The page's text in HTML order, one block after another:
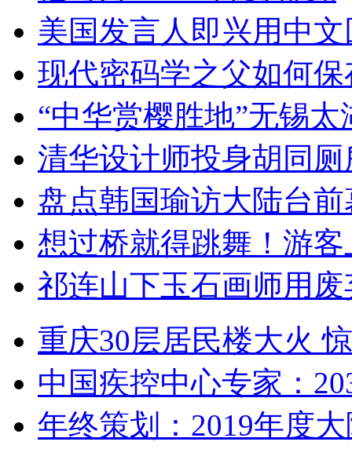
美国发言人即兴用中
现代密码学之父如何
“中华赏樱胜地”无锡
清华设计师投身胡同
盘点韩国瑜访大陆台
想过桥就得跳舞！游客
祁连山下玉石画师用
重庆30层居民楼大火
中国疾控中心专家：
年终策划：2019年度